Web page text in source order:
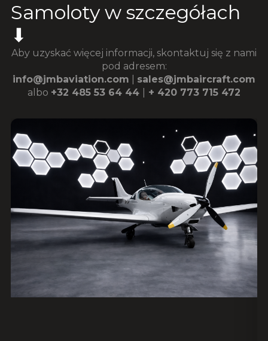
Samoloty w szczegółach
⬇
Aby uzyskać więcej informacji, skontaktuj się z nami
pod adresem:
info@jmbaviation.com
sales@jmbaircraft.com
albo +32 485 53 64 44 + 420 773 715 472